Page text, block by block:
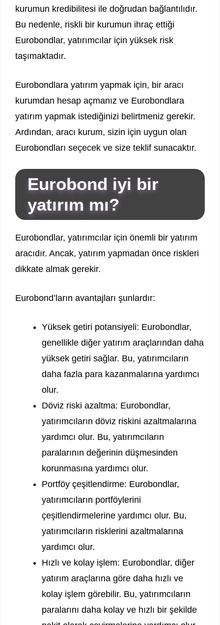
kurumun kredibilitesi ile doğrudan bağlantılıdır.
Bu nedenle, riskli bir kurumun ihraç ettiği
Eurobondlar, yatırımcılar için yüksek risk
taşımaktadır.
Eurobondlara yatırım yapmak için, bir aracı
kurumdan hesap açmanız ve Eurobondlara
yatırım yapmak istediğinizi belirtmeniz gerekir.
Ardından, aracı kurum, sizin için uygun olan
Eurobondları seçecek ve size teklif sunacaktır.
Eurobond iyi bir
yatırım mı?
Eurobondlar, yatırımcılar için önemli bir yatırım
aracıdır. Ancak, yatırım yapmadan önce riskleri
dikkate almak gerekir.
Eurobond’ların avantajları şunlardır:
Yüksek getiri potansiyeli: Eurobondlar,
genellikle diğer yatırım araçlarından daha
yüksek getiri sağlar. Bu, yatırımcıların
daha fazla para kazanmalarına yardımcı
olur.
Döviz riski azaltma: Eurobondlar,
yatırımcıların döviz riskini azaltmalarına
yardımcı olur. Bu, yatırımcıların
paralarının değerinin düşmesinden
korunmasına yardımcı olur.
Portföy çeşitlendirme: Eurobondlar,
yatırımcıların portföylerini
çeşitlendirmelerine yardımcı olur. Bu,
yatırımcıların risklerini azaltmalarına
yardımcı olur.
Hızlı ve kolay işlem: Eurobondlar, diğer
yatırım araçlarına göre daha hızlı ve
kolay işlem görebilir. Bu, yatırımcıların
paralarını daha kolay ve hızlı bir şekilde